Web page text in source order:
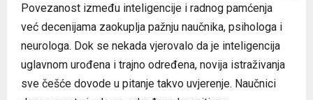
Povezanost između inteligencije i radnog pamćenja
već decenijama zaokuplja pažnju naučnika, psihologa i
neurologa. Dok se nekada vjerovalo da je inteligencija
uglavnom urođena i trajno određena, novija istraživanja
sve češće dovode u pitanje takvo uvjerenje. Naučnici